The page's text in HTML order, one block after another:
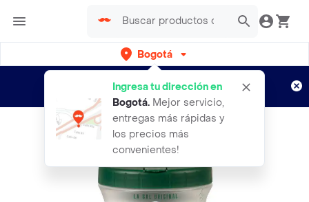
Bogotá
Ingresa tu dirección en
Bogotá. Mejor servicio,
entregas más rápidas y
los precios más
convenientes!
envíos gratis por semanas
Aplican TyC